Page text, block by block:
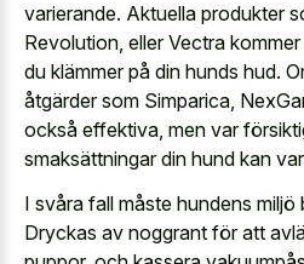
varierande. Aktuella produkter
Revolution, eller Vectra
du klämmer på din hunds hud.
åtgärder som Simparica,
också effektiva, men var
smaksättningar din hund kan
I svåra fall måste hundens
Dryckas av noggrant för att